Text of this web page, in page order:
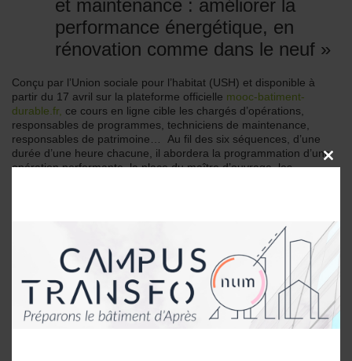
et maintenance : améliorer la
performance énergétique, en
rénovation comme dans le neuf »
Conçu par l’Union sociale pour l’habitat (USH) et disponible à
partir du 17 avril sur la plateforme officielle mooc-batiment-
durable.fr, ce cours en ligne cible les chargés d’opérations,
responsables de programmes, techniciens de maintenance,
responsables de patrimoine… Au fil des six séquences, d’une
durée d’une heure chacune, il abordera la programmation d’une
opération performante, la place du maître d’ouvrage, les
1er colloque franco-allemand
AQC/Trion-Climate sur le thème «
Bâtiments performants et qualité
de la construction »
CLOSE